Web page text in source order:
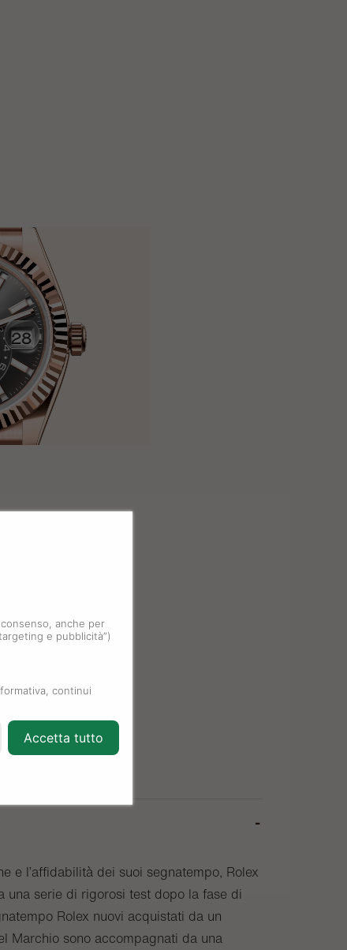
e l’affidabilità dei suoi segnatempo, Rolex
una serie di rigorosi test dopo la fase di
Rolex nuovi acquistati da un
Marchio sono accompagnati da una
anche per
e pubblicità”)
continui
Accetta tutto